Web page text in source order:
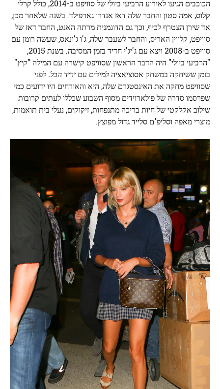
הכוכבים הגיעו לאירוע הרביעי ביולי של סוויפט ב-2014, כולל קרלי
קלוס, אמה סטון והחבר שלה דאז אנדרו גארפילד. בשנה שלאחר מכן,
אד שירן הצטרף לכיף, וכך גם הדוגמנית מרתה האנט, החבר דאז של
סוויפט, קלווין האריס, והחבר לשעבר שלה, ג'ו ג'ונאס, שעשה רומן עם
סוויפט ב-2008 ויצא עם ג'יג'י חדיד בזמן המסיבה. בשנת 2015,
"הרביעי ביולי" היה הדבר הראשון שסוויפט קישרה עם המילה "קיץ"
בזמן ששיחקה במשחק אסוציאציה למילים עם יריד הבל. לפני
שסוויפט מחקה את האינסטגרם שלה, היא והאורחים היו ידועים כמי
שפרסמו סדרה של פולארוידים מסוף השבוע שכללו לעתים קרובות
שילוב אקלקטי של חיות בריכה מתנפחות, זיקוקים, נעלי בית תואמות,
מוצרי מאפה וסליפ'n סלייד גדול מפוצץ.